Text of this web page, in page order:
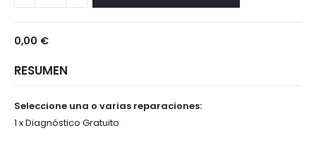
0,00 €
RESUMEN
Seleccione una o varias reparaciones:
1 x Diagnóstico Gratuito